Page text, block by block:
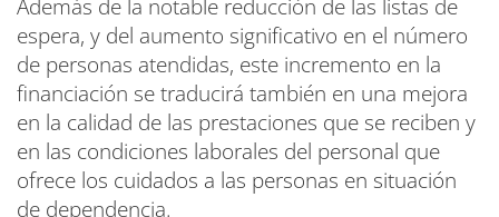
Además de la notable reducción de las listas de
espera, y del aumento significativo en el número
de personas atendidas, este incremento en la
financiación se traducirá también en una mejora
en la calidad de las prestaciones que se reciben y
en las condiciones laborales del personal que
ofrece los cuidados a las personas en situación
de dependencia.